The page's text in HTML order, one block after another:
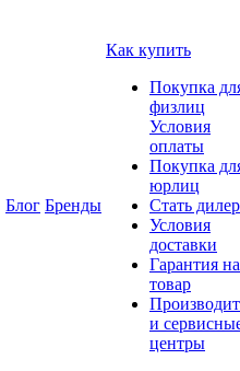
Блог Бренды
Как купить
Покупка
физлиц
Условия
оплаты
Покупка
юрлиц
Стать
Условия
доставки
Гарантия на
товар
и
центры